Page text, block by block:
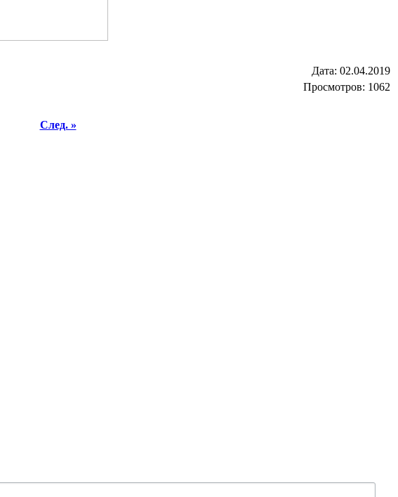
Дата: 02.04.2019
Просмотров: 1062
След. »